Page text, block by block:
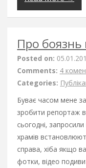
Про боязнь
Posted on:
Comments: 4
Categories:
Буває часом мене
зробити репортаж
сьогодні,
храмів
справа, хіба якщо
фотки, відео